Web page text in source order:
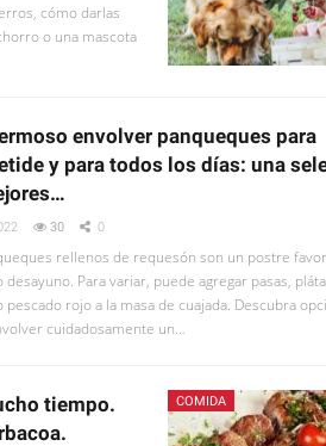
cómo darlas
o una mascota
envolver panqueques para
y para todos los días: una
30 0
rellenos de requesón son un postre
desayuno. Para variar, puede agregar pasas,
pescado rojo a la masa de cuajada. Descubra
cuidadosamente un…
COMIDA
tiempo.